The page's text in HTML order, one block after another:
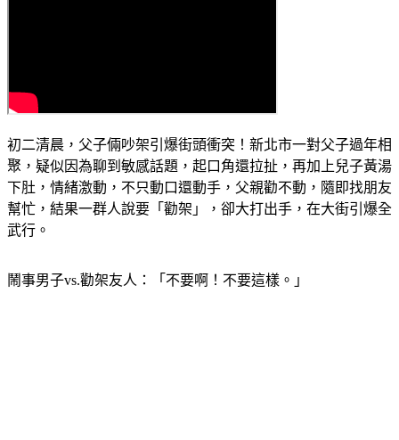
初二清晨，父子倆吵架引爆街頭衝突！新北市一對父子過年相
聚，疑似因為聊到敏感話題，起口角還拉扯，再加上兒子黃湯
下肚，情緒激動，不只動口還動手，父親勸不動，隨即找朋友
幫忙，結果一群人說要「勸架」，卻大打出手，在大街引爆全